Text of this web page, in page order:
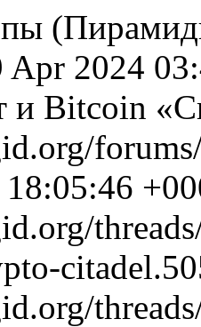
Apr 2024
и Bitcoin